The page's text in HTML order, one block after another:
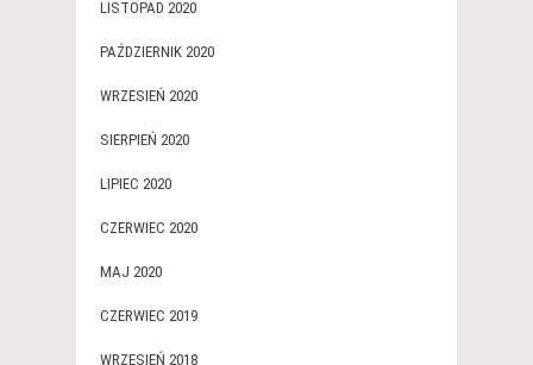
LISTOPAD 2020
PAŹDZIERNIK 2020
WRZESIEŃ 2020
SIERPIEŃ 2020
LIPIEC 2020
CZERWIEC 2020
MAJ 2020
CZERWIEC 2019
WRZESIEŃ 2018